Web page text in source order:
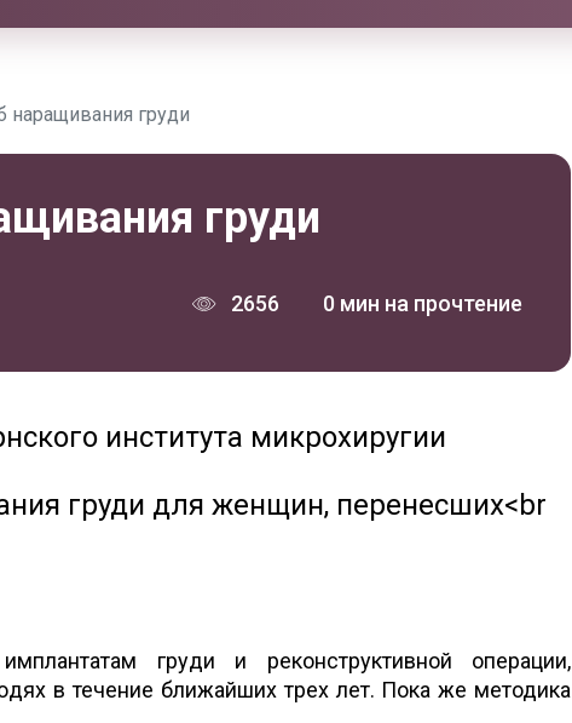
наращивания груди
груди
2656 0 мин на прочтение
института микрохиругии
груди для женщин, перенесших<br
груди и реконструктивной операции,
в течение ближайших трех лет. Пока же методика